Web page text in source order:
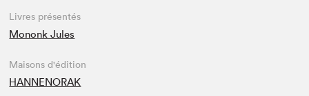
Livres présentés
Mononk Jules
Maisons d'édition
HANNENORAK